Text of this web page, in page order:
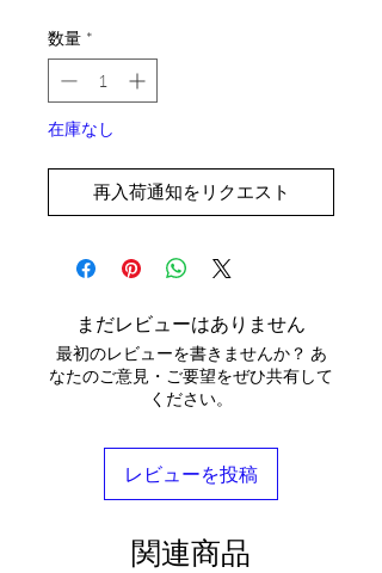
数量 *
在庫なし
再入荷通知をリクエスト
まだレビューはありません
最初のレビューを書きませんか？ あ
なたのご意見・ご要望をぜひ共有して
ください。
レビューを投稿
関連商品